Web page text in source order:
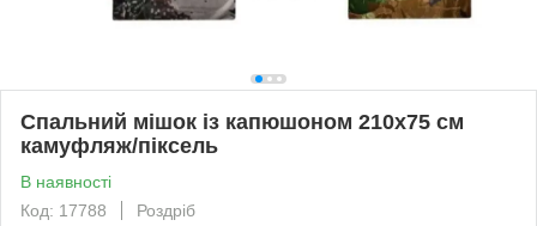
Спальний мішок із капюшоном 210х75 см
камуфляж/піксель
В наявності
Код: 17788
Роздріб